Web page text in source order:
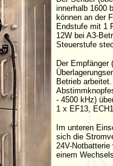
innerhalb 1600
können an der
Endstufe mit 1
12W bei A3-
Steuerstufe
Der Empfänger
Betrieb
- 4500 kHz)
1 x EF13,
Im unteren
sich die
24V-
einem